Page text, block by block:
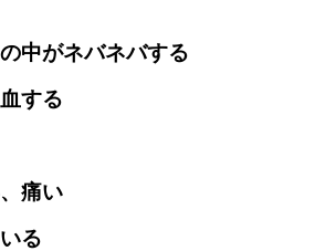
中がネバネバする
する
痛い
る